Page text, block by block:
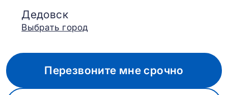
Дедовск
Выбрать город
Перезвоните мне срочно